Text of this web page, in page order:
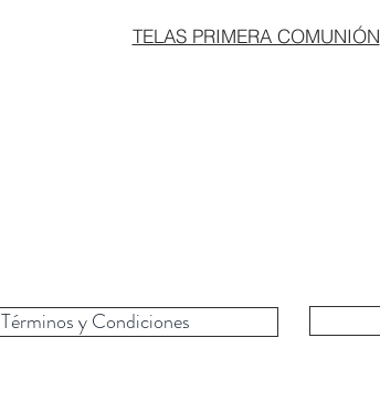
TELAS PRIMERA COMUNIÓN
Términos y Condiciones